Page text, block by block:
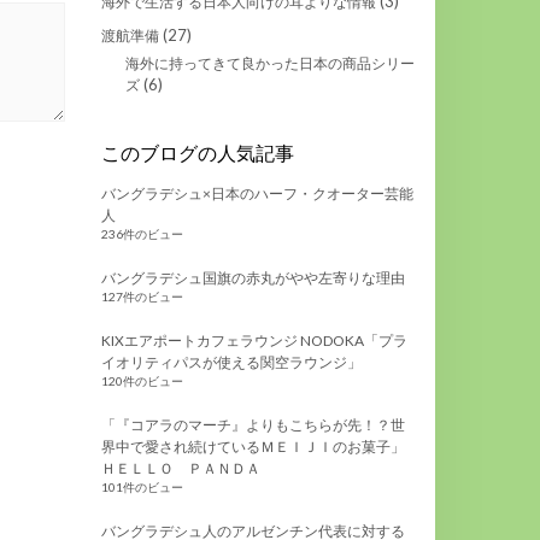
渡航準備(27)
海外に持ってきて良かった日本の商品シリー
ズ(6)
このブログの人気記事
バングラデシュ×日本のハーフ・クオーター芸能
人
236件のビュー
バングラデシュ国旗の赤丸がやや左寄りな理由
127件のビュー
KIXエアポートカフェラウンジ NODOKA「プラ
イオリティパスが使える関空ラウンジ」
120件のビュー
「『コアラのマーチ』よりもこちらが先！？世
界中で愛され続けているＭＥＩＪＩのお菓子」
ＨＥＬＬＯ ＰＡＮＤＡ
101件のビュー
バングラデシュ人のアルゼンチン代表に対する